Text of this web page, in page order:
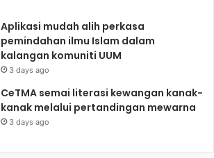
Aplikasi mudah alih perkasa
pemindahan ilmu Islam dalam
kalangan komuniti UUM
3 days ago
CeTMA semai literasi kewangan kanak-
kanak melalui pertandingan mewarna
3 days ago